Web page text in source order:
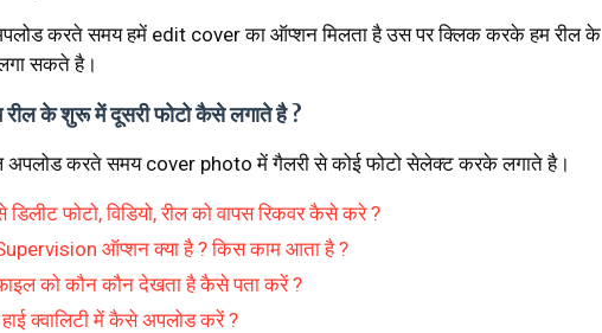
अपलोड करते समय हमें edit cover का ऑप्शन मिलता है उस पर क्लिक करके हम रील के
सकते है।
रील के शुरू में दूसरी फोटो कैसे लगाते है ?
अपलोड करते समय cover photo में गैलरी से कोई फोटो सेलेक्ट करके लगाते है।
फोटो, विडियो, रील को वापस रिकवर कैसे करे ?
ऑप्शन क्या है ? किस काम आता है ?
को कौन कौन देखता है कैसे पता करें ?
हाई क्वालिटी में कैसे अपलोड करें ?